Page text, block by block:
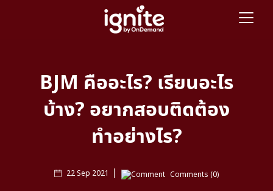
BJM คืออะไร? เรียนอะไร
บ้าง? อยากสอบติดต้อง
ทำอย่างไร?
22 Sep 2021 Comments (0)